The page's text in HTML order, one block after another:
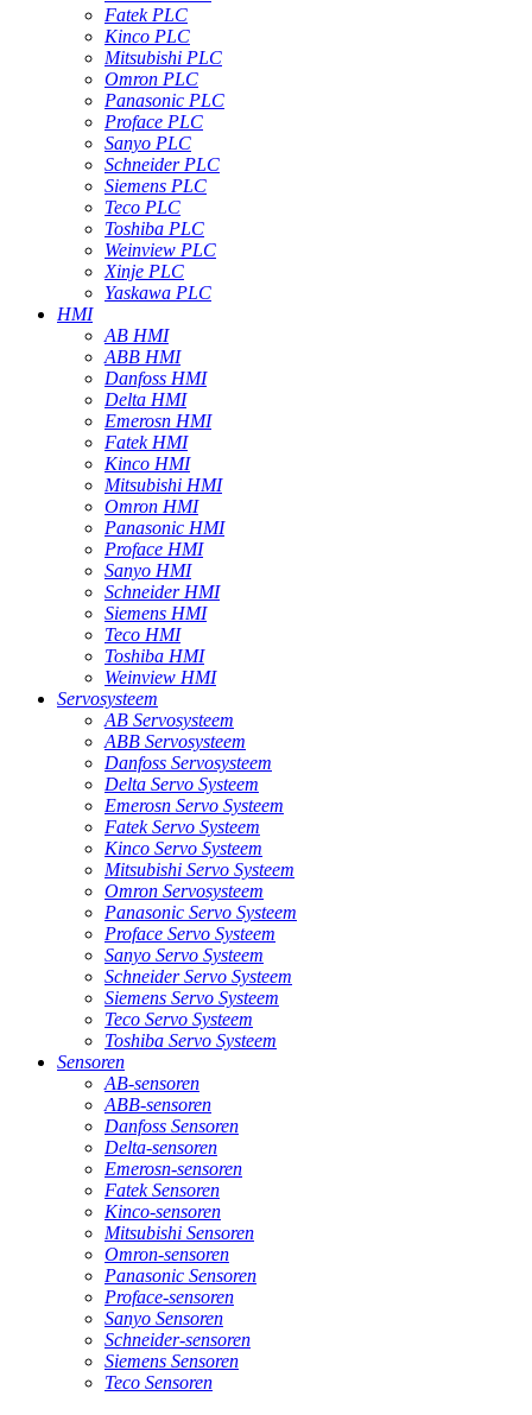
Fatek PLC
Kinco PLC
Mitsubishi PLC
Omron PLC
Panasonic PLC
Proface PLC
Sanyo PLC
Schneider PLC
Siemens PLC
Teco PLC
Toshiba PLC
Weinview PLC
Xinje PLC
Yaskawa PLC
HMI
AB HMI
ABB HMI
Danfoss HMI
Delta HMI
Emerosn HMI
Fatek HMI
Kinco HMI
Mitsubishi HMI
Omron HMI
Panasonic HMI
Proface HMI
Sanyo HMI
Schneider HMI
Siemens HMI
Teco HMI
Toshiba HMI
Weinview HMI
Servosysteem
AB Servosysteem
ABB Servosysteem
Danfoss Servosysteem
Delta Servo Systeem
Emerosn Servo Systeem
Fatek Servo Systeem
Kinco Servo Systeem
Mitsubishi Servo Systeem
Omron Servosysteem
Panasonic Servo Systeem
Proface Servo Systeem
Sanyo Servo Systeem
Schneider Servo Systeem
Siemens Servo Systeem
Teco Servo Systeem
Toshiba Servo Systeem
Sensoren
AB-sensoren
ABB-sensoren
Danfoss Sensoren
Delta-sensoren
Emerosn-sensoren
Fatek Sensoren
Kinco-sensoren
Mitsubishi Sensoren
Omron-sensoren
Panasonic Sensoren
Proface-sensoren
Sanyo Sensoren
Schneider-sensoren
Siemens Sensoren
Teco Sensoren